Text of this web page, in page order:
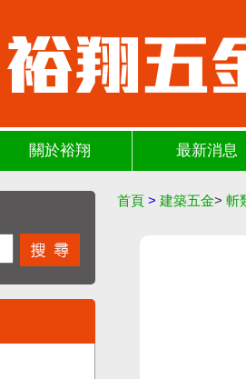
關於裕翔 最新消息
首頁 > 建築五金> 斬